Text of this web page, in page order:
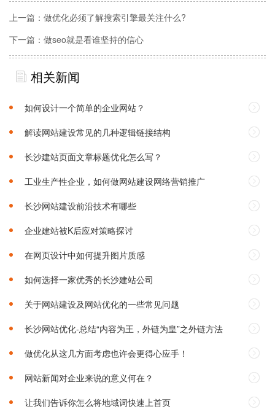
上一篇： 做优化必须了解搜索引擎最关注什么?
下一篇： 做seo就是看谁坚持的信心
相关新闻
如何设计一个简单的企业网站？
解读网站建设常见的几种逻辑链接结构
长沙建站页面文章标题优化怎么写？
工业生产性企业，如何做网站建设网络营销推广
长沙网站建设前沿技术有哪些
企业建站被K后应对策略探讨
在网页设计中如何提升图片质感
如何选择一家优秀的长沙建站公司‌
关于网站建设及网站优化的一些常见问题
长沙网站优化-总结“内容为王，外链为皇”之外链方法
做优化从这几方面考虑也许会更得心应手！
网站新闻对企业来说的意义何在？
让我们告诉你怎么将地域词快速上首页